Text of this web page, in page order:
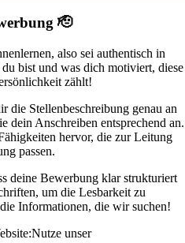
🫡
also sei authentisch in
bist und was dich motiviert, diese
zählt!
die Stellenbeschreibung genau an
dein Anschreiben entsprechend an.
hervor, die zur Leitung
passen.
deine Bewerbung klar strukturiert
um die Lesbarkeit zu
Informationen, die wir suchen!
Nutze unser